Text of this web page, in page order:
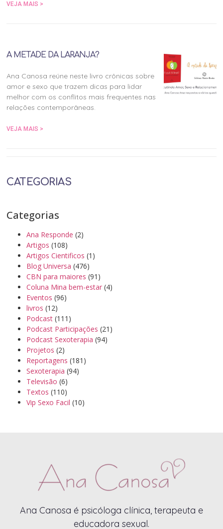
VEJA MAIS >
A METADE DA LARANJA?
Ana Canosa reúne neste livro crônicas sobre
amor e sexo que trazem dicas para lidar
melhor com os conflitos mais frequentes nas
relações contemporâneas.
VEJA MAIS >
CATEGORIAS
Categorias
Ana Responde (2)
Artigos (108)
Artigos Cientificos (1)
Blog Universa (476)
CBN para maiores (91)
Coluna Mina bem-estar (4)
Eventos (96)
livros (12)
Podcast (111)
Podcast Participações (21)
Podcast Sexoterapia (94)
Projetos (2)
Reportagens (181)
Sexoterapia (94)
Televisão (6)
Textos (110)
Vip Sexo Facil (10)
Ana Canosa é psicóloga clínica, terapeuta e
educadora sexual.